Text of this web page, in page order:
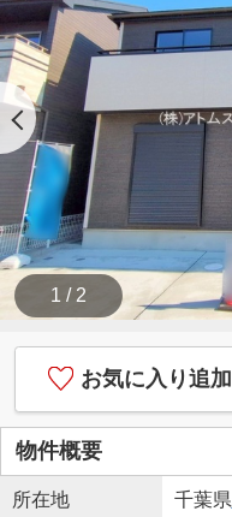
1 / 2
お気に入り追加
物件概要
所在地 千葉県